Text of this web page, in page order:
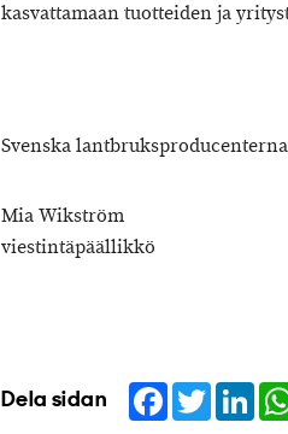
kasvattamaan tuotteiden ja
Svenska
Mia Wikström
viestintäpäällikkö
Dela sidan Facebook
Twitter